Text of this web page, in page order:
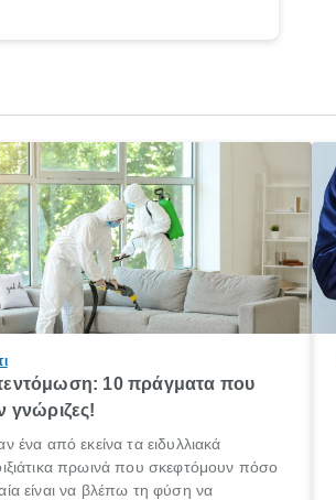
10 πράγματα που
γνώριζες!
ένα από εκείνα τα ειδυλλιακά
πρωινά που σκεφτόμουν πόσο
είναι να βλέπω τη φύση να